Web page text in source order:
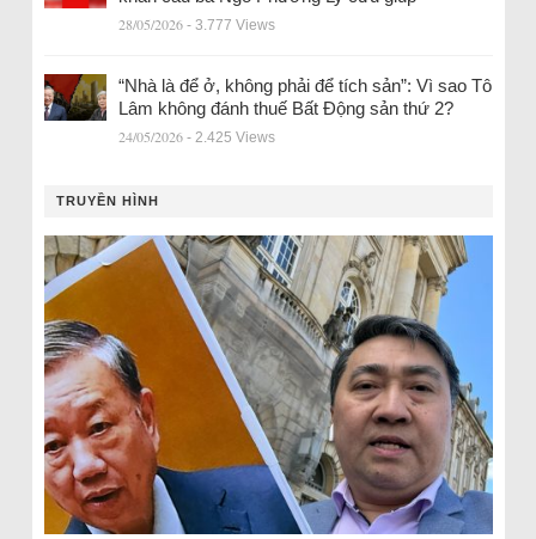
28/05/2026 - 3.777 Views
“Nhà là để ở, không phải để tích sản”: Vì sao Tô
Lâm không đánh thuế Bất Động sản thứ 2?
24/05/2026 - 2.425 Views
TRUYỀN HÌNH